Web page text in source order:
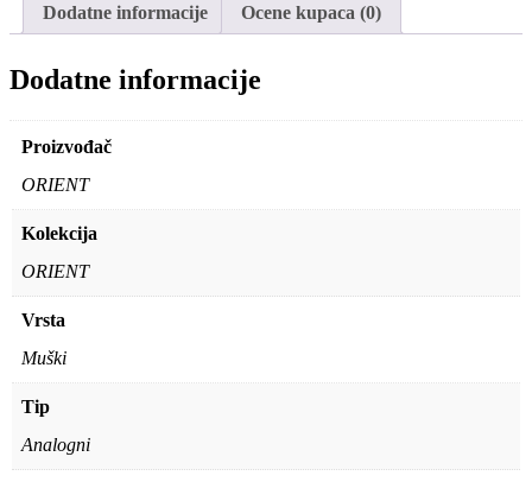
Dodatne informacije Ocene kupaca (0)
Dodatne informacije
Proizvođač
ORIENT
Kolekcija
ORIENT
Vrsta
Muški
Tip
Analogni